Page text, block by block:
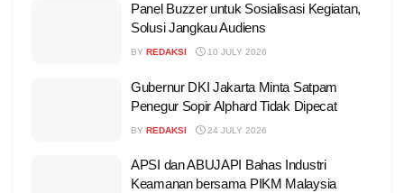
Panel Buzzer untuk Sosialisasi Kegiatan,
Solusi Jangkau Audiens
BY REDAKSI 10 JULY 2026
Gubernur DKI Jakarta Minta Satpam
Penegur Sopir Alphard Tidak Dipecat
BY REDAKSI 24 JULY 2026
APSI dan ABUJAPI Bahas Industri
Keamanan bersama PIKM Malaysia